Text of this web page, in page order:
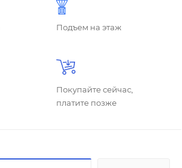
Подъем на этаж
Покупайте сейчас,
платите позже